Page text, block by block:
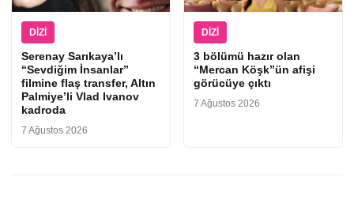
DIZI
Serenay Sarıkaya’lı
“Sevdiğim İnsanlar”
filmine flaş transfer, Altın
Palmiye’li Vlad Ivanov
kadroda
7 Ağustos 2026
DIZI
3 bölümü hazır olan
“Mercan Köşk”ün afişi
görücüye çıktı
7 Ağustos 2026